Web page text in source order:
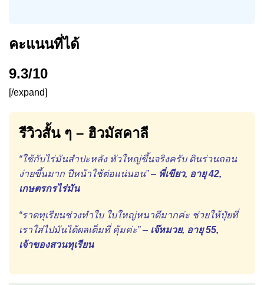
คะแนนที่ได้
9.3/10
[/expand]
รีวิวสั้น ๆ – ฮิวมัสคาลี
“ใช้กับไร่มันสำปะหลัง หัวใหญ่ขึ้นจริงครับ ดินร่วนถอน
ง่ายขึ้นมาก ปีหน้าใช้ต่อแน่นอน” – พี่เขียว, อายุ 42,
เกษตรกรไร่มัน
“ราดทุเรียนช่วงทำใบ ใบใหญ่หนาดีมากค่ะ ช่วยให้ปุ๋ยที่
เราใส่ไปมันได้ผลเต็มที่ คุ้มค่ะ” – เจ๊หมวย, อายุ 55,
เจ้าของสวนทุเรียน